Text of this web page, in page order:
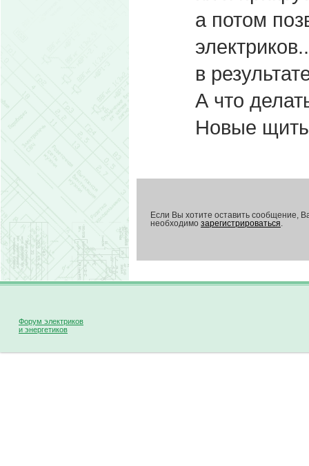
а потом
в
А что
Новые
Если Вы хотите оставить сообщение,
необходимо зарегистрироваться.
Форум электриков
и энергетиков